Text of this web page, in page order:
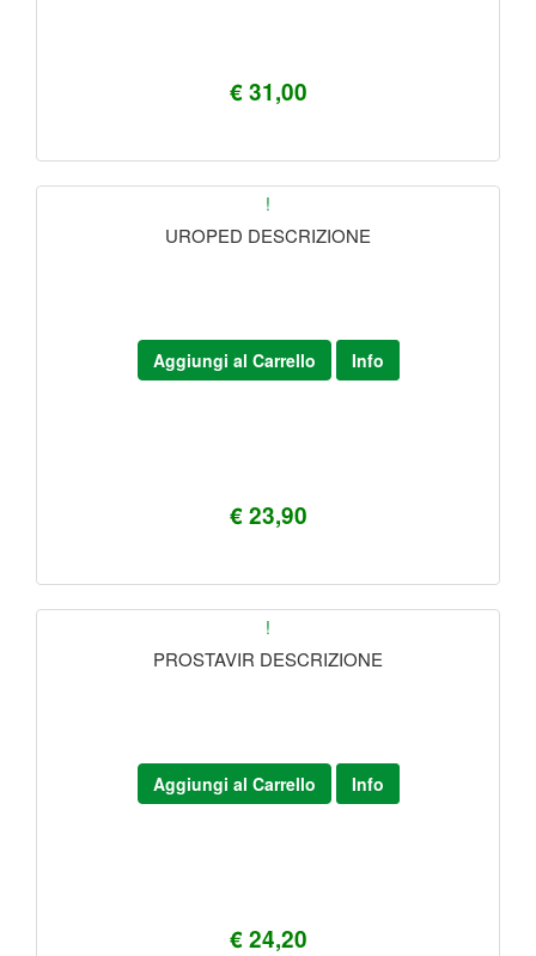
€ 31,00
!
UROPED DESCRIZIONE
€ 23,90
Aggiungi al Carrello Info
!
PROSTAVIR DESCRIZIONE
€ 24,20
Aggiungi al Carrello Info